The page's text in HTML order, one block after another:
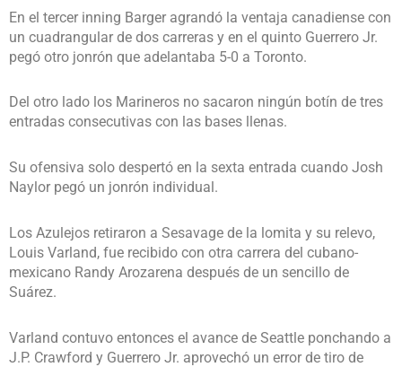
En el tercer inning Barger agrandó la ventaja canadiense con
un cuadrangular de dos carreras y en el quinto Guerrero Jr.
pegó otro jonrón que adelantaba 5-0 a Toronto.
Del otro lado los Marineros no sacaron ningún botín de tres
entradas consecutivas con las bases llenas.
Su ofensiva solo despertó en la sexta entrada cuando Josh
Naylor pegó un jonrón individual.
Los Azulejos retiraron a Sesavage de la lomita y su relevo,
Louis Varland, fue recibido con otra carrera del cubano-
mexicano Randy Arozarena después de un sencillo de
Suárez.
Varland contuvo entonces el avance de Seattle ponchando a
J.P. Crawford y Guerrero Jr. aprovechó un error de tiro de